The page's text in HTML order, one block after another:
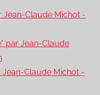
Jean-Claude Michot -
par Jean-Claude
Jean-Claude Michot -